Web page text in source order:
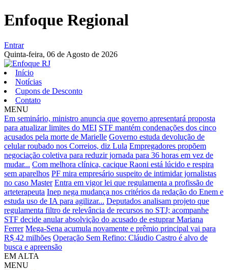
Enfoque Regional
Entrar
Quinta-feira, 06 de Agosto de 2026
Início
Notícias
Cupons de Desconto
Contato
MENU
Em seminário, ministro anuncia que governo apresentará proposta
para atualizar limites do MEI STF mantém condenações dos cinco
acusados pela morte de Marielle Governo estuda devolução de
celular roubado nos Correios, diz Lula Empregadores propõem
negociação coletiva para reduzir jornada para 36 horas em vez de
mudar... Com melhora clínica, cacique Raoni está lúcido e respira
sem aparelhos PF mira empresário suspeito de intimidar jornalistas
no caso Master Entra em vigor lei que regulamenta a profissão de
arteterapeuta Inep nega mudança nos critérios da redação do Enem e
estuda uso de IA para agilizar... Deputados analisam projeto que
regulamenta filtro de relevância de recursos no STJ; acompanhe
STF decide anular absolvição do acusado de estuprar Mariana
Ferrer Mega-Sena acumula novamente e prêmio principal vai para
R$ 42 milhões Operação Sem Refino: Cláudio Castro é alvo de
busca e apreensão
EM ALTA
MENU